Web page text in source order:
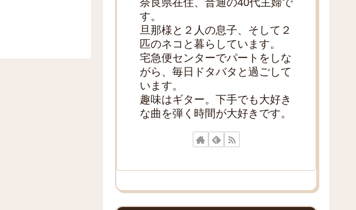
す。
旦那様と２人の息子、そして２
匹のネコと暮らしています。
宅急便センターでパートをしな
がら、毎日ドタバタと過ごして
います。
趣味はギター。下手でも大好き
な曲を弾く時間が大好きです。